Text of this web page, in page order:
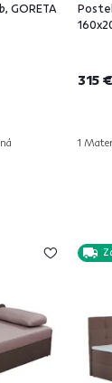
GORETA
315 €
1